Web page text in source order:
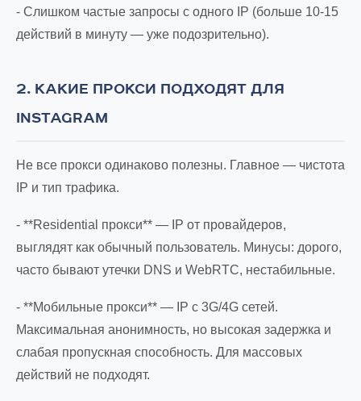
- Слишком частые запросы с одного IP (больше 10-15
действий в минуту — уже подозрительно).
2. КАКИЕ ПРОКСИ ПОДХОДЯТ ДЛЯ
INSTAGRAM
Не все прокси одинаково полезны. Главное — чистота
IP и тип трафика.
- **Residential прокси** — IP от провайдеров,
выглядят как обычный пользователь. Минусы: дорого,
часто бывают утечки DNS и WebRTC, нестабильные.
- **Мобильные прокси** — IP с 3G/4G сетей.
Максимальная анонимность, но высокая задержка и
слабая пропускная способность. Для массовых
действий не подходят.